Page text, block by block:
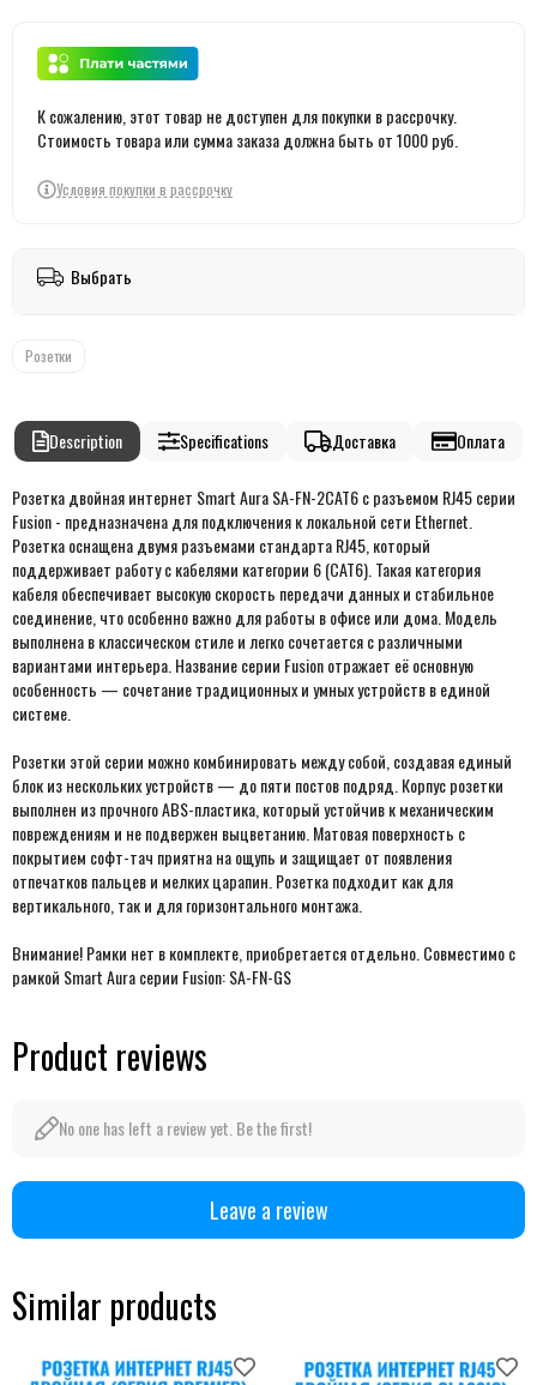
К сожалению, этот товар не доступен для покупки в рассрочку.
Стоимость товара или сумма заказа должна быть от 1000 руб.
Условия покупки в рассрочку
Выбрать
Розетки
Description Specifications Доставка Оплата
Розетка двойная интернет Smart Aura SA-FN-2CAT6 с разъемом RJ45 серии
Fusion - предназначена для подключения к локальной сети Ethernet.
Розетка оснащена двумя разъемами стандарта RJ45, который
поддерживает работу с кабелями категории 6 (CAT6). Такая категория
кабеля обеспечивает высокую скорость передачи данных и стабильное
соединение, что особенно важно для работы в офисе или дома. Модель
выполнена в классическом стиле и легко сочетается с различными
вариантами интерьера. Название серии Fusion отражает её основную
особенность — сочетание традиционных и умных устройств в единой
системе.
Розетки этой серии можно комбинировать между собой, создавая единый
блок из нескольких устройств — до пяти постов подряд. Корпус розетки
выполнен из прочного ABS-пластика, который устойчив к механическим
повреждениям и не подвержен выцветанию. Матовая поверхность с
покрытием софт-тач приятна на ощупь и защищает от появления
отпечатков пальцев и мелких царапин. Розетка подходит как для
вертикального, так и для горизонтального монтажа.
Внимание! Рамки нет в комплекте, приобретается отдельно. Совместимо с
рамкой Smart Aura серии Fusion: SA-FN-GS
Product reviews
No one has left a review yet. Be the first!
Leave a review
Similar products